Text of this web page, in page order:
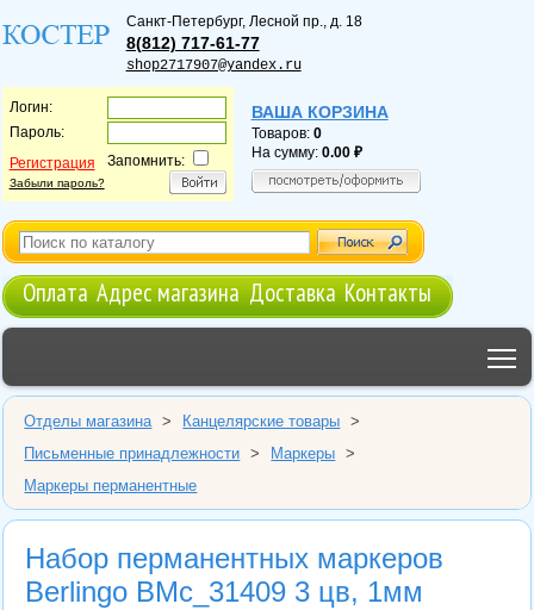
Санкт-Петербург, Лесной пр., д. 18
8(812) 717-61-77
shop2717907@yandex.ru
Логин:
Пароль:
Регистрация
Забыли пароль?
Запомнить:
ВАША КОРЗИНА
Товаров: 0
На сумму: 0.00
Оплата Адрес магазина Доставка Контакты
Отделы магазина > Канцелярские товары
>
Письменные принадлежности
> Маркеры
>
Маркеры перманентные
Набор перманентных маркеров
Berlingo BMc_31409 3 цв, 1мм